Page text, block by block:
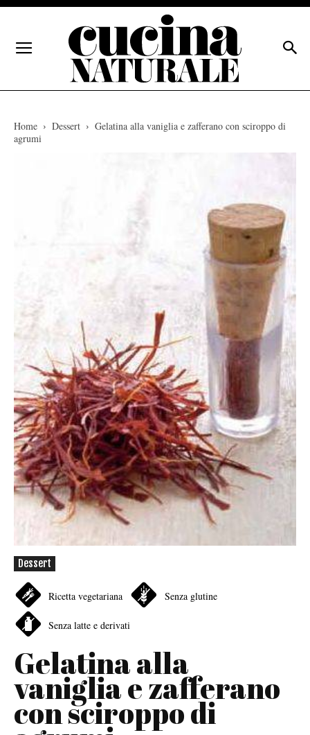
Home Dessert
Gelatina alla vaniglia e zafferano con sciroppo di
agrumi
Dessert
Ricetta vegetariana Senza glutine
Senza latte e derivati
Gelatina alla
vaniglia e zafferano
con sciroppo di